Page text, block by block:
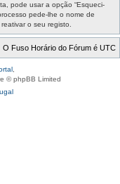
pode usar a opção “Esqueci-
pede-lhe o nome de
o seu registo.
O Fuso Horário do Fórum é UTC
© phpBB Limited